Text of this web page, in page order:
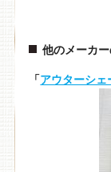
他のメーカ
「アウターシェ